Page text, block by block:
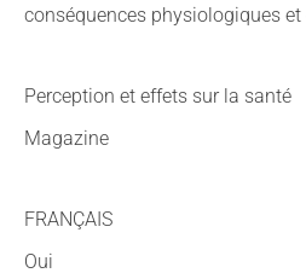
conséquences physiologiques
Perception et effets sur la santé
Magazine
FRANÇAIS
Oui